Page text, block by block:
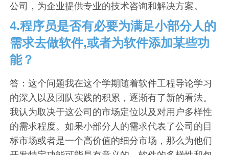
公司，为企业提供专业的技术咨询和解决方案。
4.程序员是否有必要为满足小部分人的
需求去做软件,或者为软件添加某些功
能？
答：这个问题我在这个学期随着软件工程导论学习
的深入以及团队实践的积累，逐渐有了新的看法。
我认为取决于这公司的市场定位以及对用户多样性
的需求程度。如果小部分人的需求代表了公司的目
标市场或者是一个高价值的细分市场，那么为他们